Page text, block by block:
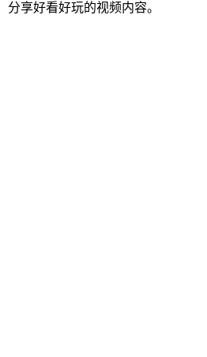
分享好看好玩的视频内容。